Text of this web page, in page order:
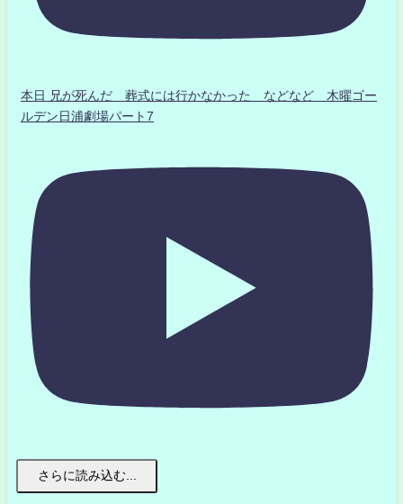
本日 兄が死んだ 葬式には行かなかった などなど 木曜ゴー
ルデン日浦劇場パート7
さらに読み込む...